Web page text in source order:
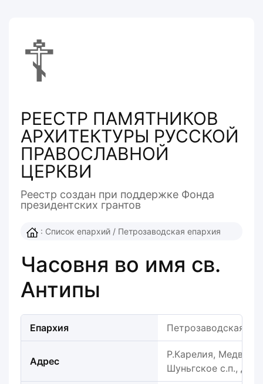
☦
РЕЕСТР ПАМЯТНИКОВ
АРХИТЕКТУРЫ РУССКОЙ
ПРАВОСЛАВНОЙ
ЦЕРКВИ
Реестр создан при поддержке Фонда
президентcких грантов
: Список епархий / Петрозаводская епархия
Часовня во имя св.
Антипы
Епархия Петрозаводская
Адрес
Р.Карелия,
Шуньгское с.п., дер.